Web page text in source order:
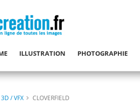
ILLUSTRATION PHOTOGRAPHIE
/ VFX CLOVERFIELD